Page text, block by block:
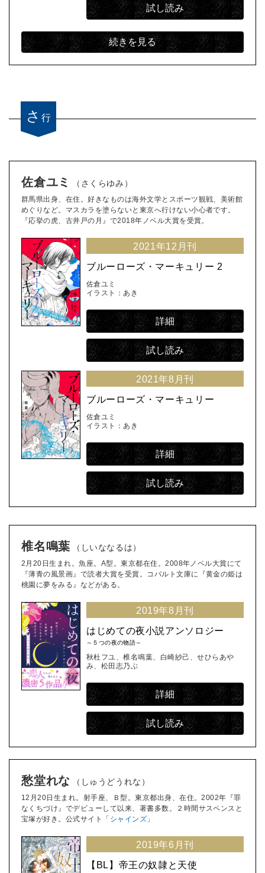
試し読み
続きを見る
さ 行
佐倉ユミ （さくらゆみ）
群馬県出身、在住。好きなものは海外文学とスポーツ観戦、美術館
めぐりなど。マスカラを塗らないと東京へ行けない小心者です。
『応挙の虎、古井戸の月』で2018年ノベル大賞を受賞。
2021年12月刊
ブルーローズ・マーキュリー 2
佐倉ユミ
イラスト：あき
詳細
試し読み
2021年8月刊
ブルーローズ・マーキュリー
佐倉ユミ
イラスト：あき
詳細
試し読み
椎名鳴葉 （しいななるは）
2月20日生まれ。魚座。A型。東京都在住。2008年ノベル大賞にて
『薄青の風景画』で読者大賞を受賞。コバルト文庫に『黄金の姫は
桃園に夢をみる』などがある。
2019年8月刊
はじめての夜小説アンソロジー
～５つの夜の物語～
秋杜フユ、椎名鳴葉、白崎紗己、せひらあや
み、松田志乃ぶ
詳細
試し読み
愁堂れな （しゅうどうれな）
12月20日生まれ。射手座、Ｂ型。東京都出身、在住。2002年『罪
なくちづけ』でデビューして以来、著書多数。２時間サスペンスと
宝塚が好き。公式サイト「 シャインズ 」
2019年6月刊
【BL】帝王の奴隷と天使